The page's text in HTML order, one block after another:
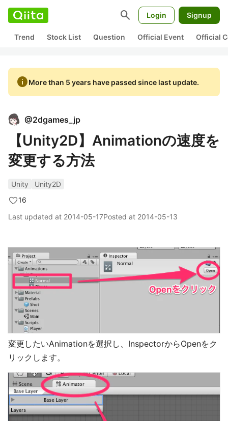
search Login Signup
Trend Stock List Question Official Event Official
infoMore than 5 years have passed since last update.
@2dgames_jp
【Unity2D】Animationの速度を
変更する方法
Unity
Unity2D
16
Last updated at 2014-05-17Posted at 2014-05-13
変更したいAnimationを選択し、InspectorからOpenをク
リックします。